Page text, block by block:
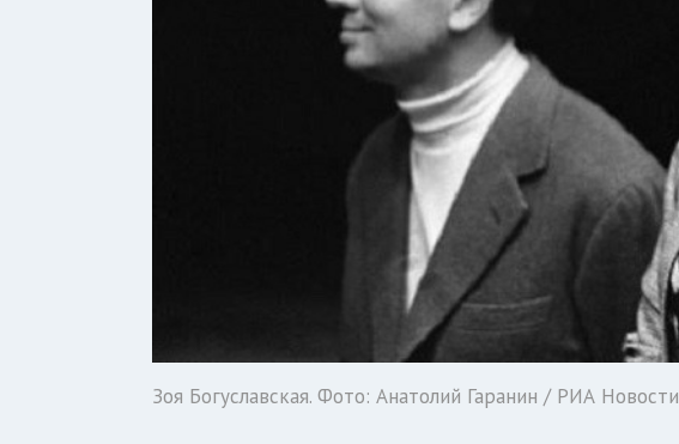
Зоя Богуславская. Фото: Анатолий Гаранин / РИА Новости